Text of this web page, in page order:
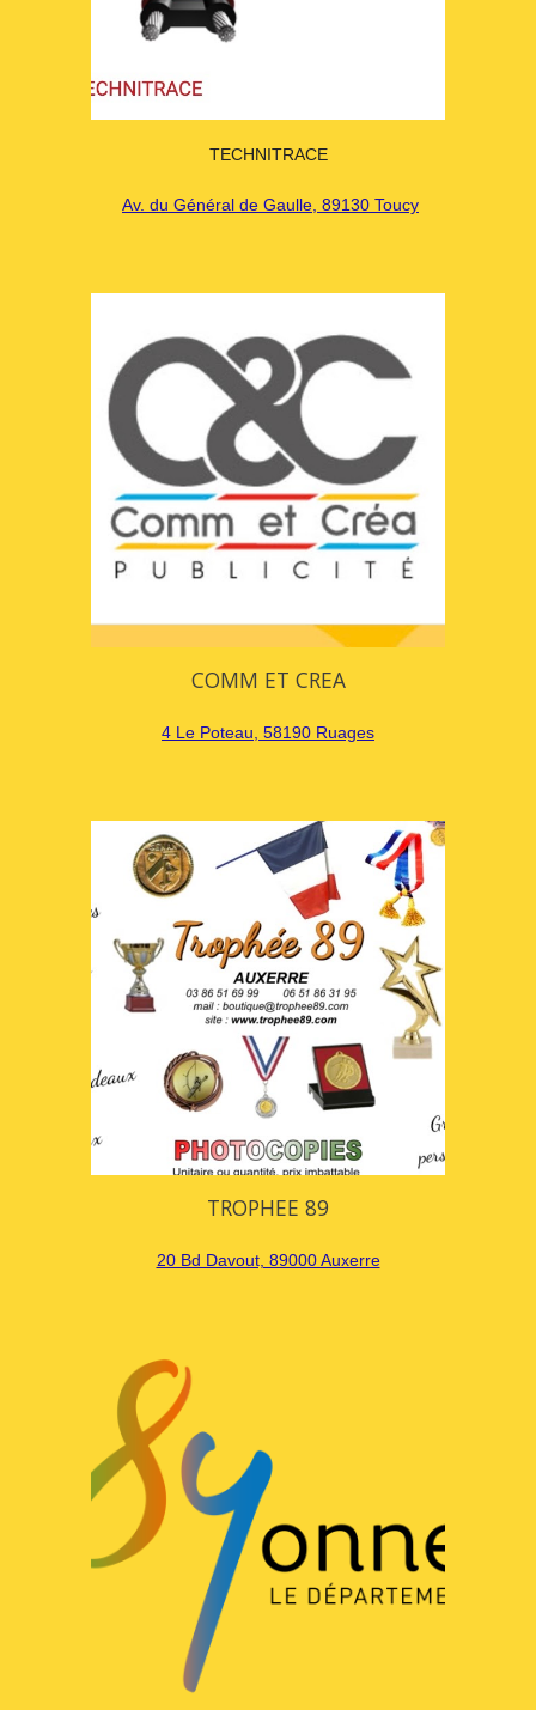
TECHNITRACE
Av. du Général de Gaulle, 89130 Toucy
COMM ET CREA
4 Le Poteau, 58190 Ruages
TROPHEE 89
20 Bd Davout, 89000 Auxerre